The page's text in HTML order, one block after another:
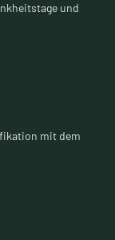
und
mit dem